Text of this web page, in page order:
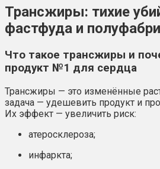
Трансжиры: тихие
фастфуда и
Что такое трансжиры и
продукт №1 для сердца
Трансжиры — это изменённые
задача — удешевить продукт и
Их эффект — увеличить риск:
атеросклероза;
инфаркта;